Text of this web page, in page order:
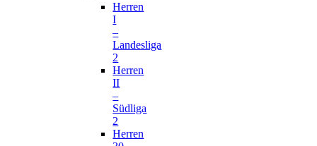
Herren
I
–
Landesliga
2
Herren
II
–
Südliga
2
Herren